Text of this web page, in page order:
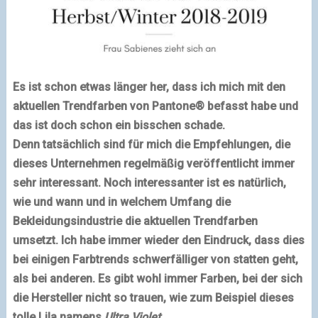
Es ist schon etwas länger her, dass ich mich mit den
aktuellen Trendfarben von Pantone® befasst habe und
das ist doch schon ein bisschen schade.
Denn tatsächlich sind für mich die Empfehlungen, die
dieses Unternehmen regelmäßig veröffentlicht immer
sehr interessant. Noch interessanter ist es natürlich,
wie und wann und in welchem Umfang die
Bekleidungsindustrie die aktuellen Trendfarben
umsetzt. Ich habe immer wieder den Eindruck, dass dies
bei einigen Farbtrends schwerfälliger von statten geht,
als bei anderen. Es gibt wohl immer Farben, bei der sich
die Hersteller nicht so trauen, wie zum Beispiel dieses